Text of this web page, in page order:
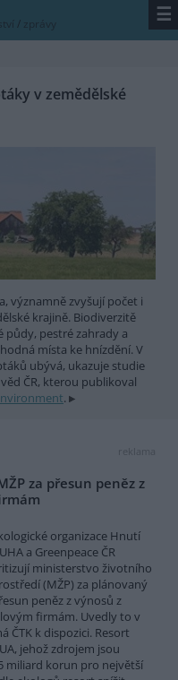
/ zprávy ☰
v zemědělské
významně zvyšují počet i
krajině. Biodiverzitě
pestré zahrady a
místa ke hnízdění. V
ubývá, ukazuje studie
ČR, kterou publikoval
.
reklama
za přesun peněz z
organizace Hnutí
a Greenpeace ČR
ministerstvo životního
(MŽP) za plánovaný
peněz z výnosů z
firmám. Uvedly to v
ČTK k dispozici. Resort
jehož zdrojem jsou
miliard korun pro největší